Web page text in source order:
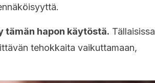
tämän hapon käytöstä. Tällaisissa
tehokkaita vaikuttamaan,